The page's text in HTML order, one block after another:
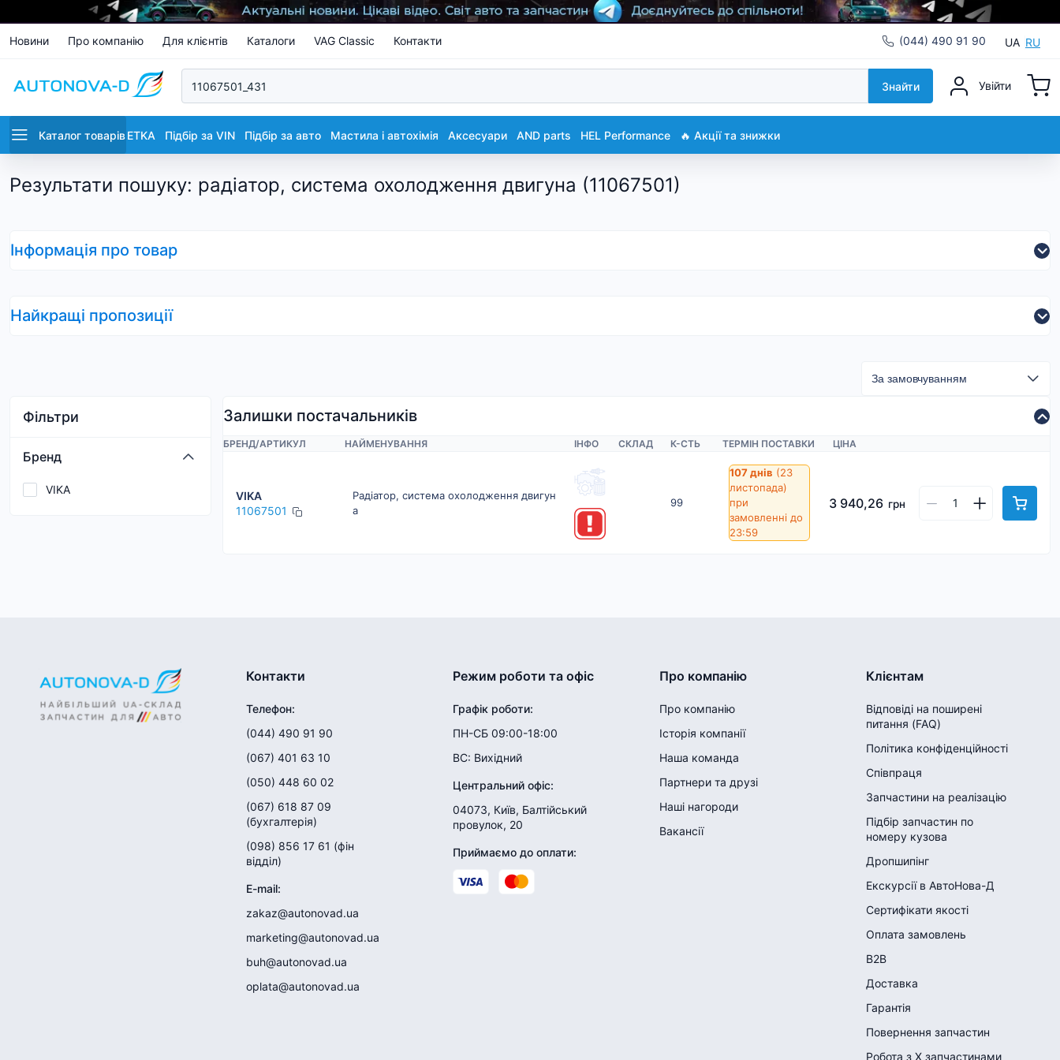
Новини Про компанію Для клієнтів Каталоги VAG Classic Контакти (044) 490 91 90 UA RU
Знайти Увійти
Каталог товарівETKA Підбір за VIN Підбір за авто Мастила і автохімія Аксесуари AND parts HEL Performance 🔥 Акції та знижки
Результати пошуку: радіатор, система охолодження двигуна (11067501)
Інформація про товар
Найкращі пропозиції
Фільтри
Бренд
VIKA
Залишки постачальників
БРЕНД/АРТИКУЛ НАЙМЕНУВАННЯ ІНФО СКЛАД К-CТЬ ТЕРМІН ПОСТАВКИ ЦІНА
VIKA
11067501
Радіатор, система охолодження двигун
а
99
107 днів (23
листопада)
при
замовленні до
23:59
3 940,26 грн
Контакти
Телефон:
(044) 490 91 90
(067) 401 63 10
(050) 448 60 02
(067) 618 87 09
(бухгалтерія)
(098) 856 17 61 (фін
відділ)
E-mail:
zakaz@autonovad.ua
marketing@autonovad.ua
buh@autonovad.ua
oplata@autonovad.ua
Режим роботи та офіс
Графік роботи:
ПН-СБ 09:00-18:00
ВС: Вихідний
Центральний офіс:
04073, Київ, Балтійський
провулок, 20
Приймаємо до оплати:
Про компанію
Про компанію
Історія компанії
Наша команда
Партнери та друзі
Наші нагороди
Вакансії
Клієнтам
Відповіді на поширені
питання (FAQ)
Політика конфіденційності
Співпраця
Запчастини на реалізацію
Підбір запчастин по
номеру кузова
Дропшипінг
Екскурсії в АвтоНова-Д
Сертифікати якості
Оплата замовлень
B2B
Доставка
Гарантія
Повернення запчастин
Робота з Х запчастинами